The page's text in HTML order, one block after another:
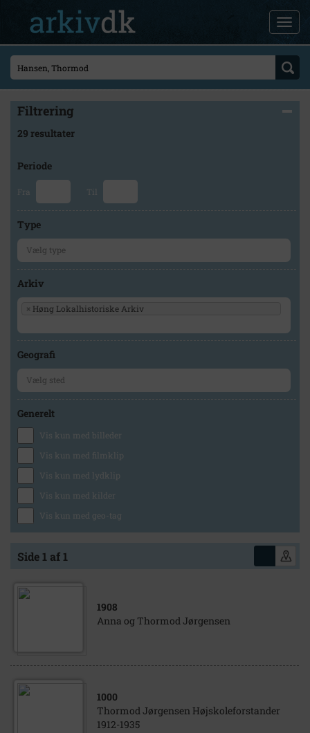
Filtrering
29 resultater
Periode
Fra Til
Type
Arkiv
× Høng Lokalhistoriske Arkiv
Geografi
Generelt
Vis kun med billeder
Vis kun med filmklip
Vis kun med lydklip
Vis kun med kilder
Vis kun med geo-tag
Side 1 af 1
1908
Anna og Thormod Jørgensen
1000
Thormod Jørgensen Højskoleforstander
1912-1935